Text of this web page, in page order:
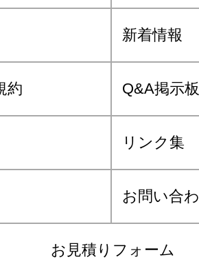
新着情報
約 Q&A掲示板
リンク集
お問い合
お見積りフォーム